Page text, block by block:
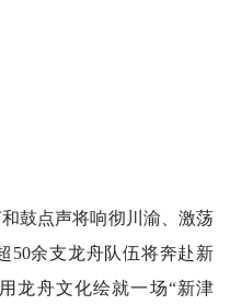
鼓点声将响彻川渝、激荡
50余支龙舟队伍将奔赴新
龙舟文化绘就一场“新津